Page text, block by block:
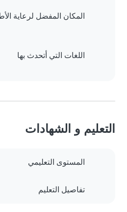
المكان المفضل لرعاية
اللغات التي أتحدث بها
التعليم و الشهادات
المستوى التعليمي
تفاصيل التعليم